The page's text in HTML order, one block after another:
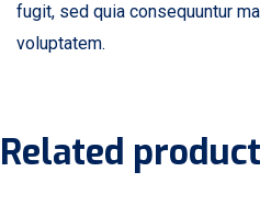
fugit, sed quia consequuntur
voluptatem.
Related